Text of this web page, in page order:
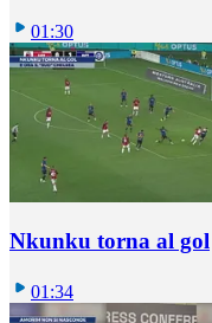
01:30
Nkunku torna al gol
01:34